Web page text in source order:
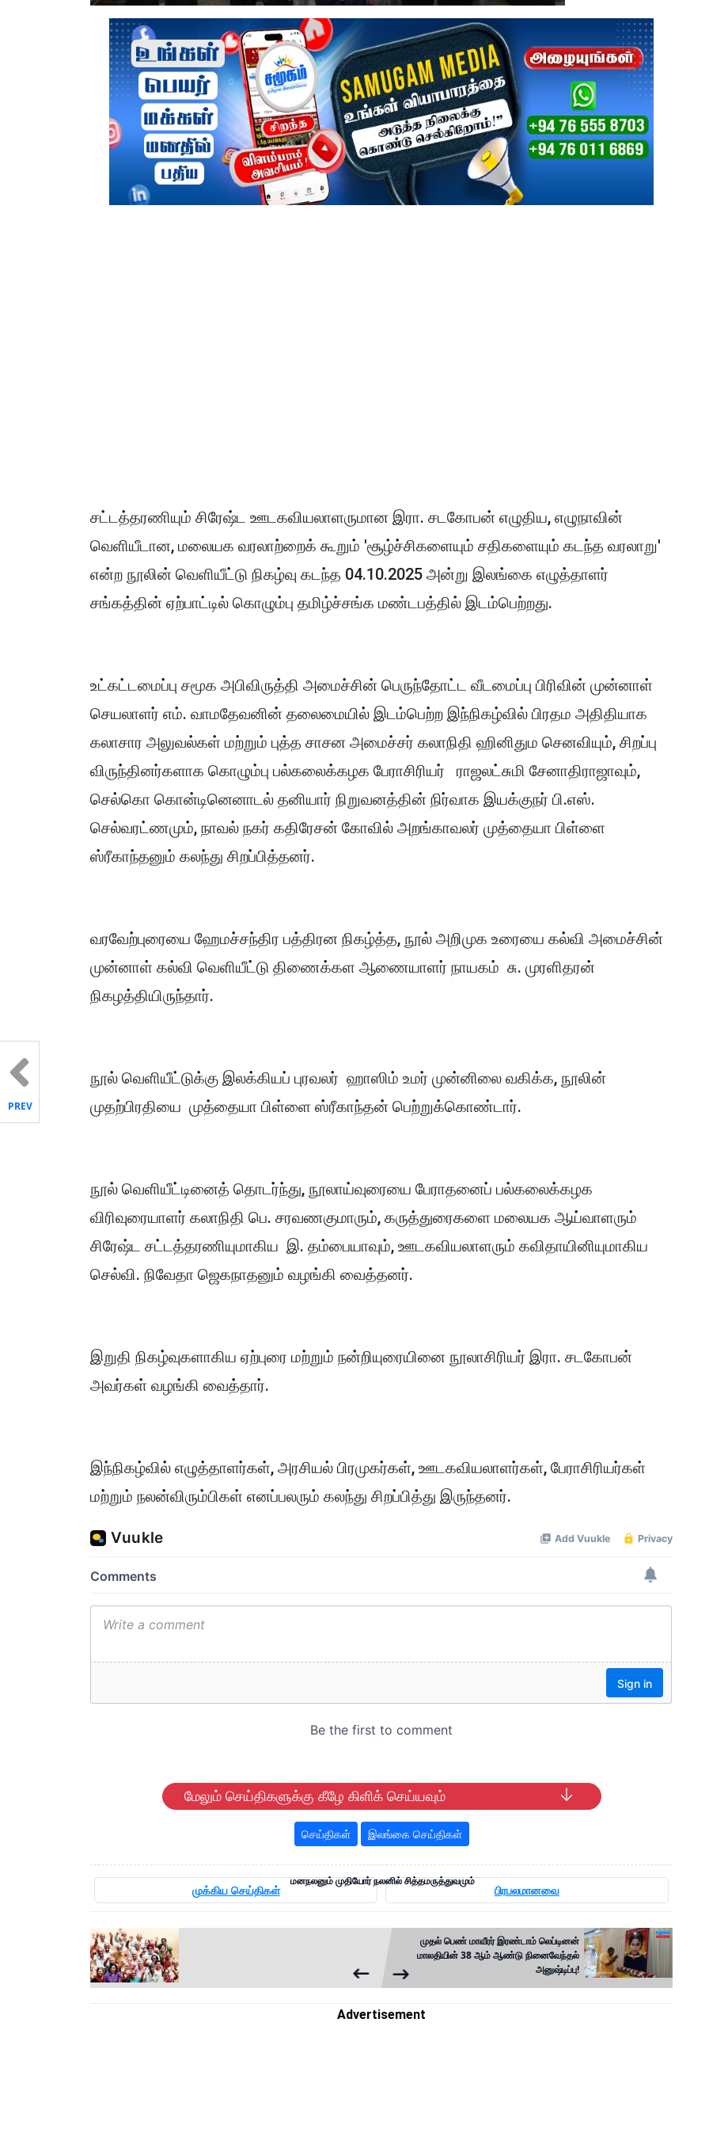
சட்டத்தரணியும் சிரேஷ்ட ஊடகவியலாளருமான இரா. சடகோபன் எழுதிய, எழுநாவின்
வெளியீடான, மலையக வரலாற்றைக் கூறும் 'சூழ்ச்சிகளையும் சதிகளையும் கடந்த வரலாறு'
என்ற நூலின் வெளியீட்டு நிகழ்வு கடந்த 04.10.2025 அன்று இலங்கை எழுத்தாளர்
சங்கத்தின் ஏற்பாட்டில் கொழும்பு தமிழ்ச்சங்க மண்டபத்தில் இடம்பெற்றது.
உட்கட்டமைப்பு சமூக அபிவிருத்தி அமைச்சின் பெருந்தோட்ட வீடமைப்பு பிரிவின் முன்னாள்
செயலாளர் எம். வாமதேவனின் தலைமையில் இடம்பெற்ற இந்நிகழ்வில் பிரதம அதிதியாக
கலாசார அலுவல்கள் மற்றும் புத்த சாசன அமைச்சர் கலாநிதி ஹினிதும செனவியும், சிறப்பு
விருந்தினர்களாக கொழும்பு பல்கலைக்கழக பேராசிரியர் ராஜலட்சுமி சேனாதிராஜாவும்,
செல்கொ கொன்டினெனாடல் தனியார் நிறுவனத்தின் நிர்வாக இயக்குநர் பி.எஸ்.
செல்வரட்ணமும், நாவல் நகர் கதிரேசன் கோவில் அறங்காவலர் முத்தையா பிள்ளை
ஸ்ரீகாந்தனும் கலந்து சிறப்பித்தனர்.
வரவேற்புரையை ஹேமச்சந்திர பத்திரன நிகழ்த்த, நூல் அறிமுக உரையை கல்வி அமைச்சின்
முன்னாள் கல்வி வெளியீட்டு திணைக்கள ஆணையாளர் நாயகம் சு. முரளிதரன்
நிகழத்தியிருந்தார்.
நூல் வெளியீட்டுக்கு இலக்கியப் புரவலர் ஹாஸிம் உமர் முன்னிலை வகிக்க, நூலின்
முதற்பிரதியை முத்தையா பிள்ளை ஸ்ரீகாந்தன் பெற்றுக்கொண்டார்.
நூல் வெளியீட்டினைத் தொடர்ந்து, நூலாய்வுரையை பேராதனைப் பல்கலைக்கழக
விரிவுரையாளர் கலாநிதி பெ. சரவணகுமாரும், கருத்துரைகளை மலையக ஆய்வாளரும்
சிரேஷ்ட சட்டத்தரணியுமாகிய இ. தம்பையாவும், ஊடகவியலாளரும் கவிதாயினியுமாகிய
செல்வி. நிவேதா ஜெகநாதனும் வழங்கி வைத்தனர்.
இறுதி நிகழ்வுகளாகிய ஏற்புரை மற்றும் நன்றியுரையினை நூலாசிரியர் இரா. சடகோபன்
அவர்கள் வழங்கி வைத்தார்.
இந்நிகழ்வில் எழுத்தாளர்கள், அரசியல் பிரமுகர்கள், ஊடகவியலாளர்கள், பேராசிரியர்கள்
மற்றும் நலன்விரும்பிகள் எனப்பலரும் கலந்து சிறப்பித்து இருந்தனர்.
மேலும் செய்திகளுக்கு கீழே கிளிக் செய்யவும்
செய்திகள் இலங்கை செய்திகள்
முக்கிய செய்திகள் பிரபலமானவை
மனநலனும் முதியோர் நலனில் சித்தமருத்துவமும்
முதல் பெண் மாவீரர் இரண்டாம் லெப்டினன்
மாலதியின் 38 ஆம் ஆண்டு நினைவேந்தல்
அனுஷ்டிப்பு!
PREV
Advertisement